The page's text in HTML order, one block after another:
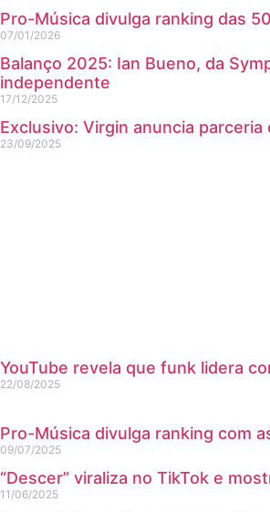
Pro-Música divulga ranking das
07/01/2026
Balanço 2025: Ian Bueno, da
independente
17/12/2025
Exclusivo: Virgin anuncia
23/09/2025
YouTube revela que funk lidera
22/08/2025
Pro-Música divulga ranking com
09/07/2025
“Descer” viraliza no TikTok e
11/06/2025